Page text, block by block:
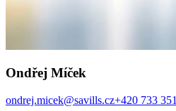
Ondřej Míček
ondrej.micek@savills.cz+420 733